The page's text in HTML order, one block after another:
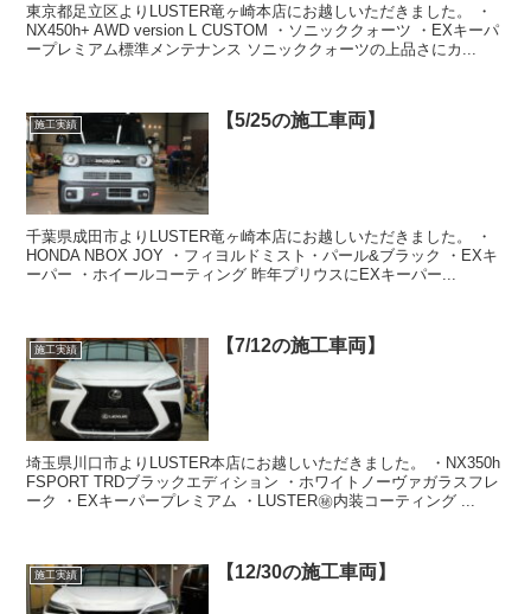
東京都足立区よりLUSTER竜ヶ崎本店にお越しいただきました。 ・
NX450h+ AWD version L CUSTOM ・ソニッククォーツ ・EXキーパ
ープレミアム標準メンテナンス ソニッククォーツの上品さにカ...
施工実績 【5/25の施工車両】
千葉県成田市よりLUSTER竜ヶ崎本店にお越しいただきました。 ・
HONDA NBOX JOY ・フィヨルドミスト・パール&ブラック ・EXキ
ーパー ・ホイールコーティング 昨年プリウスにEXキーパー...
施工実績 【7/12の施工車両】
埼玉県川口市よりLUSTER本店にお越しいただきました。 ・NX350h
FSPORT TRDブラックエディション ・ホワイトノーヴァガラスフレ
ーク ・EXキーパープレミアム ・LUSTER㊙️内装コーティング ...
施工実績 【12/30の施工車両】